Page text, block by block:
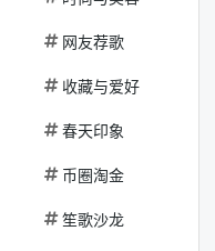
网友荐歌
收藏与爱好
春天印象
币圈淘金
笙歌沙龙